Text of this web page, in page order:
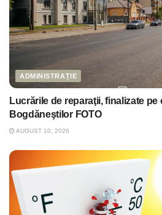
ADMINISTRAȚIE
Lucrările de reparaţii, finalizate
Bogdăneştilor FOTO
AUGUST 10, 2026